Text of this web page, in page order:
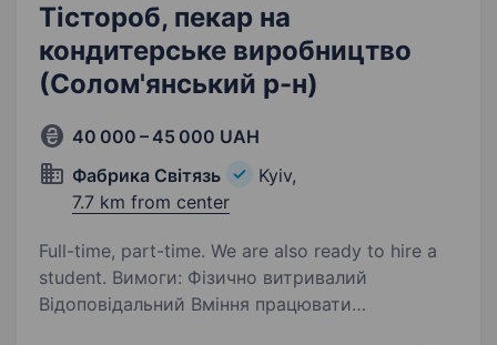
Тістороб, пекар на
кондитерське виробництво
(Солом'янський р-н)
40 000 – 45 000 UAH
Фабрика Світязь
Kyiv,
7.7 km from center
Full-time, part-time. We are also ready to hire a
student. Вимоги: Фізично витривалий
Відоповідальний Вміння працювати